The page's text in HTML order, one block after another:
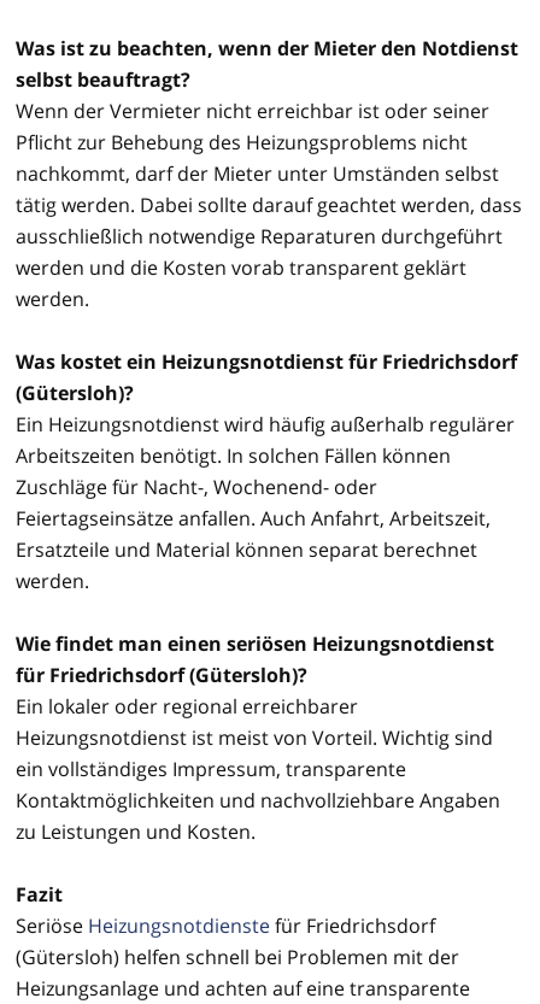
Was ist zu beachten, wenn der Mieter den Notdienst
selbst beauftragt?
Wenn der Vermieter nicht erreichbar ist oder seiner
Pflicht zur Behebung des Heizungsproblems nicht
nachkommt, darf der Mieter unter Umständen selbst
tätig werden. Dabei sollte darauf geachtet werden, dass
ausschließlich notwendige Reparaturen durchgeführt
werden und die Kosten vorab transparent geklärt
werden.
Was kostet ein Heizungsnotdienst für Friedrichsdorf
(Gütersloh)?
Ein Heizungsnotdienst wird häufig außerhalb regulärer
Arbeitszeiten benötigt. In solchen Fällen können
Zuschläge für Nacht-, Wochenend- oder
Feiertagseinsätze anfallen. Auch Anfahrt, Arbeitszeit,
Ersatzteile und Material können separat berechnet
werden.
Wie findet man einen seriösen Heizungsnotdienst
für Friedrichsdorf (Gütersloh)?
Ein lokaler oder regional erreichbarer
Heizungsnotdienst ist meist von Vorteil. Wichtig sind
ein vollständiges Impressum, transparente
Kontaktmöglichkeiten und nachvollziehbare Angaben
zu Leistungen und Kosten.
Fazit
Seriöse Heizungsnotdienstefür Friedrichsdorf
(Gütersloh) helfen schnell bei Problemen mit der
Heizungsanlage und achten auf eine transparente